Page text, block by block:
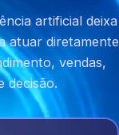
artificial deixa
atuar diretamente
vendas,
decisão.